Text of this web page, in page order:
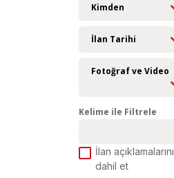
Kimden
İlan Tarihi
Fotoğraf ve Video
Kelime ile Filtrele
İlan açıklamalarını
dahil et